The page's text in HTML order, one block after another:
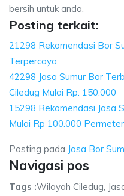
bersih untuk anda.
Posting terkait:
21298 Rekomendasi Bor
Terpercaya
42298 Jasa Sumur Bor
Ciledug Mulai Rp. 150.000
15298 Rekomendasi Jasa
Mulai Rp 100.000 Permeter
Posting pada Jasa Bor
Navigasi pos
Tags :Wilayah Ciledug,